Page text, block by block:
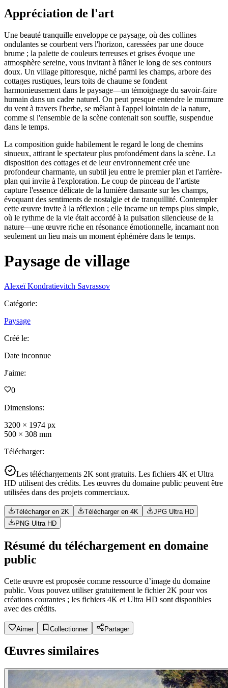
Appréciation de l'art
Une beauté tranquille enveloppe ce paysage, où des collines
ondulantes se courbent vers l'horizon, caressées par une douce
brume ; la palette de couleurs terreuses et grises évoque une
atmosphère sereine, vous invitant à flâner le long de ses contours
doux. Un village pittoresque, niché parmi les champs, arbore des
cottages rustiques, leurs toits de chaume se fondent
harmonieusement dans le paysage—un témoignage du savoir-faire
humain dans un cadre naturel. On peut presque entendre le murmure
du vent à travers l'herbe, se mêlant à l'appel lointain de la nature,
comme si l'ensemble de la scène contenait son souffle, suspendue
dans le temps.
La composition guide habilement le regard le long de chemins
sinueux, attirant le spectateur plus profondément dans la scène. La
disposition des cottages et de leur environnement crée une
profondeur charmante, un subtil jeu entre le premier plan et l'arrière-
plan qui invite à l'exploration. Le coup de pinceau de l’artiste
capture l'essence délicate de la lumière dansante sur les champs,
évoquant des sentiments de nostalgie et de tranquillité. Contempler
cette œuvre invite à la réflexion ; elle incarne un temps plus simple,
où le rythme de la vie était accordé à la pulsation silencieuse de la
nature—une œuvre riche en résonance émotionnelle, incarnant non
seulement un lieu mais un moment éphémère dans le temps.
Paysage de village
Alexeï Kondratievitch Savrassov
Catégorie:
Paysage
Créé le:
Date inconnue
J'aime:
0
Dimensions:
3200 × 1974 px
500 × 308 mm
Télécharger:
Les téléchargements 2K sont gratuits. Les fichiers 4K et Ultra
HD utilisent des crédits. Les œuvres du domaine public peuvent être
utilisées dans des projets commerciaux.
Télécharger en 2K Télécharger en 4K
JPG Ultra HD
PNG Ultra HD
Résumé du téléchargement en domaine
public
Cette œuvre est proposée comme ressource d’image du domaine
public. Vous pouvez utiliser gratuitement le fichier 2K pour vos
créations courantes ; les fichiers 4K et Ultra HD sont disponibles
avec des crédits.
Aimer Collectionner Partager
Œuvres similaires